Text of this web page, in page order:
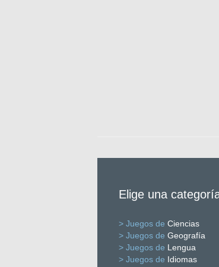
Elige una
> Juegos de Ciencias
> Juegos de Geografía
> Juegos de Lengua
> Juegos de Idiomas